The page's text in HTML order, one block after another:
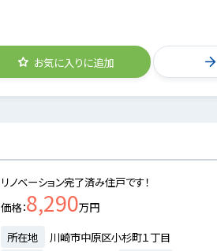
お気に入りに追加
リノベーション完了済み住戸です！
価格 8,290万円
所在地
川崎市中原区小杉町１丁目